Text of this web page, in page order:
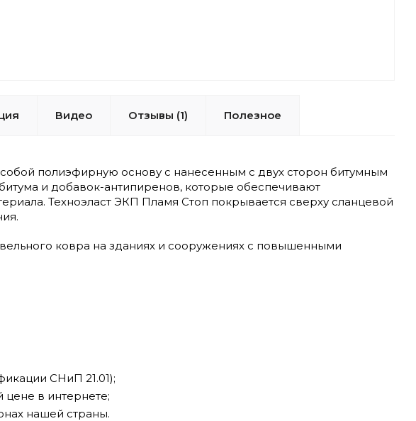
Видео Отзывы (1) Полезное
полиэфирную основу с нанесенным с двух сторон битумным
и добавок-антипиренов, которые обеспечивают
Техноэласт ЭКП Пламя Стоп покрывается сверху сланцевой
ковра на зданиях и сооружениях с повышенными
СНиП 21.01);
цене в интернете;
нашей страны.